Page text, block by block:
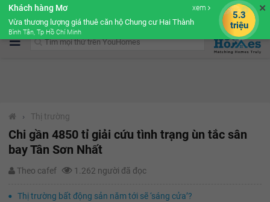
Cộng đồng Môi giới bPRO
› Thị trường
Chi gần 4850 tỉ giải cứu tình trạng ùn tắc sân
bay Tân Sơn Nhất
Theo cafef 1.262 người đã đọc
Thị trường bất động sản năm tới sẽ ‘sáng cửa’?
✕
Khách hàng Mơ xem
Vừa thương lượng giá thuê căn hộ Chung cư Hai Thành
Bình Tân, Tp Hồ Chí Minh